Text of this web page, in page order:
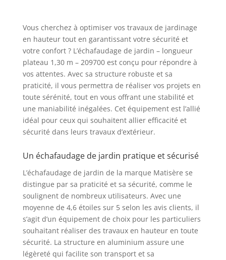
Vous cherchez à optimiser vos travaux de jardinage
en hauteur tout en garantissant votre sécurité et
votre confort ? L’échafaudage de jardin – longueur
plateau 1,30 m – 209700 est conçu pour répondre à
vos attentes. Avec sa structure robuste et sa
praticité, il vous permettra de réaliser vos projets en
toute sérénité, tout en vous offrant une stabilité et
une maniabilité inégalées. Cet équipement est l’allié
idéal pour ceux qui souhaitent allier efficacité et
sécurité dans leurs travaux d’extérieur.
Un échafaudage de jardin pratique et sécurisé
L’échafaudage de jardin de la marque Matisère se
distingue par sa praticité et sa sécurité, comme le
soulignent de nombreux utilisateurs. Avec une
moyenne de 4,6 étoiles sur 5 selon les avis clients, il
s’agit d’un équipement de choix pour les particuliers
souhaitant réaliser des travaux en hauteur en toute
sécurité. La structure en aluminium assure une
légèreté qui facilite son transport et sa